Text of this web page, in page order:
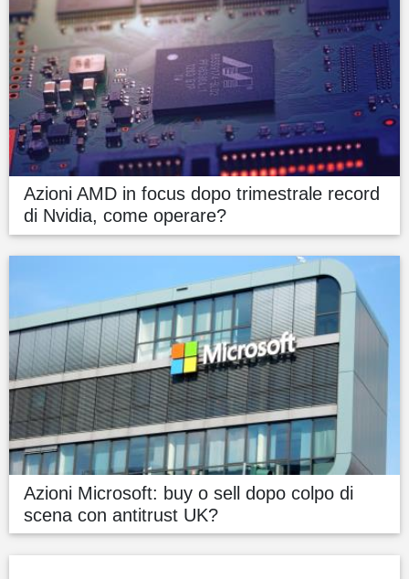
Azioni AMD in focus dopo trimestrale record
di Nvidia, come operare?
Azioni Microsoft: buy o sell dopo colpo di
scena con antitrust UK?